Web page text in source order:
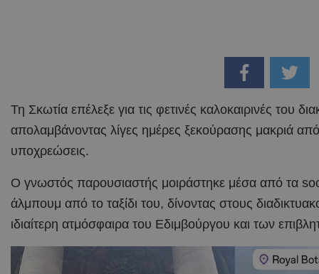
Τη Σκωτία επέλεξε για τις φετινές καλοκαιρινές του
απολαμβάνοντας λίγες ημέρες ξεκούρασης μακριά από
υποχρεώσεις.
Ο γνωστός παρουσιαστής μοιράστηκε μέσα από τα
άλμπουμ από το ταξίδι του, δίνοντας στους
ιδιαίτερη ατμόσφαιρα του Εδιμβούργου και των